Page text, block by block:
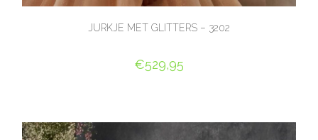
JURKJE MET GLITTERS – 3202
€529,95